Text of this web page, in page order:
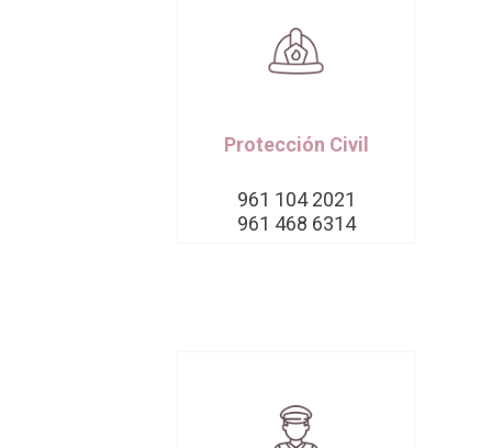
Protección Civil
961 104 2021
961 468 6314